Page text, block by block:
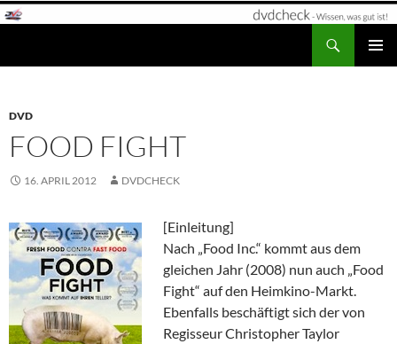
Zum
DVD
FOOD FIGHT
16. APRIL 2012 DVDCHECK
[Einleitung]
Nach „Food Inc.“ kommt aus dem
gleichen Jahr (2008) nun auch „Food
Fight“ auf den Heimkino-Markt.
Ebenfalls beschäftigt sich der von
Regisseur Christopher Taylor